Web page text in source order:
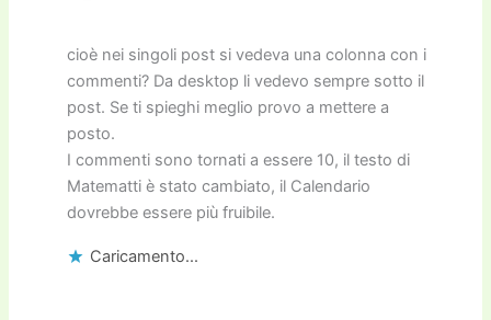
cioè nei singoli post si vedeva una colonna con i
commenti? Da desktop li vedevo sempre sotto il
post. Se ti spieghi meglio provo a mettere a
posto.
I commenti sono tornati a essere 10, il testo di
Matematti è stato cambiato, il Calendario
dovrebbe essere più fruibile.
Caricamento...